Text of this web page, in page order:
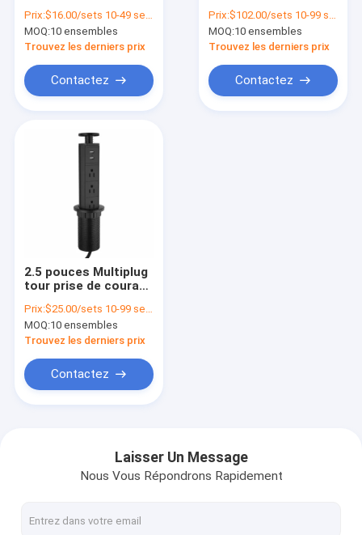
pré-câblé pour
bureau de cuisine
Prix:$16.00/sets 10-49 sets
MOQ:10 ensembles
Trouvez les derniers prix
Contactez
électrique
personnalisée
Prix:$102.00/sets 10-99 sets
MOQ:10 ensembles
Trouvez les derniers prix
Contactez
2.5 pouces Multiplug
tour prise de courant
trou rond Grommet
6ft cordon
Prix:$25.00/sets 10-99 sets
MOQ:10 ensembles
Trouvez les derniers prix
Contactez
Laisser Un Message
Nous Vous Répondrons Rapidement